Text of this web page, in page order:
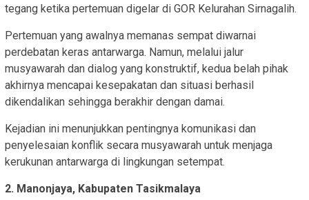
tegang ketika pertemuan digelar di GOR Kelurahan Sirnagalih.
Pertemuan yang awalnya memanas sempat diwarnai
perdebatan keras antarwarga. Namun, melalui jalur
musyawarah dan dialog yang konstruktif, kedua belah pihak
akhirnya mencapai kesepakatan dan situasi berhasil
dikendalikan sehingga berakhir dengan damai.
Kejadian ini menunjukkan pentingnya komunikasi dan
penyelesaian konflik secara musyawarah untuk menjaga
kerukunan antarwarga di lingkungan setempat.
2. Manonjaya, Kabupaten Tasikmalaya